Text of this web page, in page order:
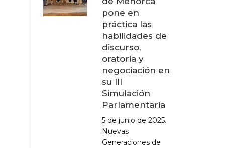
pone en
práctica las
habilidades de
discurso,
oratoria y
negociación en
su III
Simulación
Parlamentaria
5 de junio de 2025.
Nuevas
Generaciones de